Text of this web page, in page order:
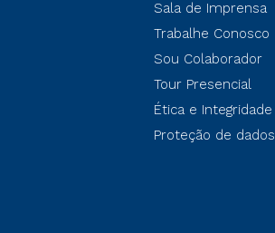
Sala de Imprensa
Trabalhe Conosco
Sou Colaborador
Tour Presencial
Ética e Integridade
Proteção de dados